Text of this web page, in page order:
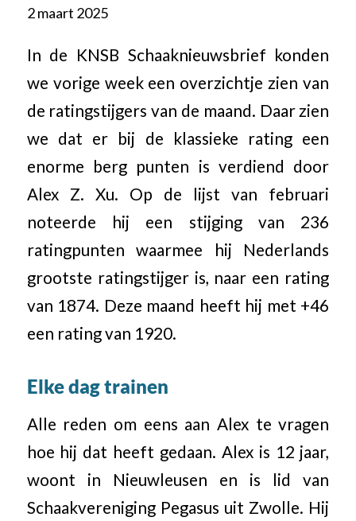
2 maart 2025
In de KNSB Schaaknieuwsbrief konden
we vorige week een overzichtje zien van
de ratingstijgers van de maand. Daar zien
we dat er bij de klassieke rating een
enorme berg punten is verdiend door
Alex Z. Xu. Op de lijst van februari
noteerde hij een stijging van 236
ratingpunten waarmee hij Nederlands
grootste ratingstijger is, naar een rating
van 1874. Deze maand heeft hij met +46
een rating van 1920.
Elke dag trainen
Alle reden om eens aan Alex te vragen
hoe hij dat heeft gedaan. Alex is 12 jaar,
woont in Nieuwleusen en is lid van
Schaakvereniging Pegasus uit Zwolle. Hij